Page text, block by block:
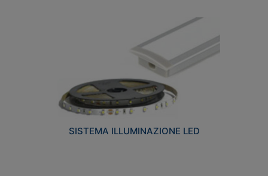
SISTEMA ILLUMINAZIONE LED